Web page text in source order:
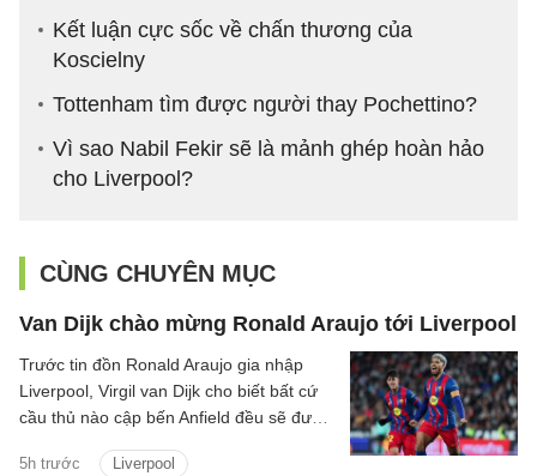
Kết luận cực sốc về chấn thương của
Koscielny
Tottenham tìm được người thay Pochettino?
Vì sao Nabil Fekir sẽ là mảnh ghép hoàn hảo
cho Liverpool?
CÙNG CHUYÊN MỤC
Van Dijk chào mừng Ronald Araujo tới Liverpool
5h trước Liverpool
Trước tin đồn Ronald Araujo gia nhập
Liverpool, Virgil van Dijk cho biết bất cứ
cầu thủ nào cập bến Anfield đều sẽ được